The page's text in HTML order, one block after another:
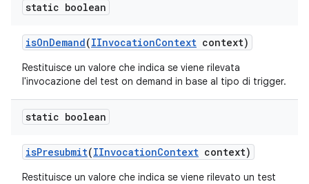
static boolean
isOnDemand(IInvocationContext context)
Restituisce un valore che indica se viene rilevata
l'invocazione del test on demand in base al tipo di trigger.
static boolean
isPresubmit(IInvocationContext context)
Restituisce un valore che indica se viene rilevato un test